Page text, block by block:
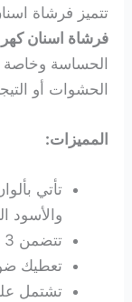
تتميز فرشاة اسنان
فرشاة اسنان
الحساسة وخاصة
الحشوات أو
المميزات:
تأتي
والأسود
تتضمن 3 أوضاع للتنظيف.
تعطيك
تشتمل